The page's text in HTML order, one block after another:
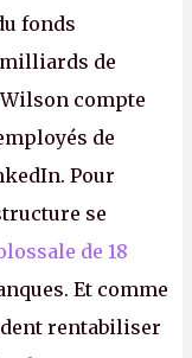
fonds
de
compte
de
Pour
se
de 18
Et comme
rentabiliser